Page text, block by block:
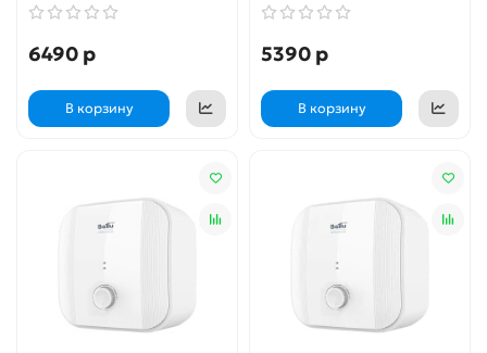
6490 р
В корзину
5390 р
В корзину